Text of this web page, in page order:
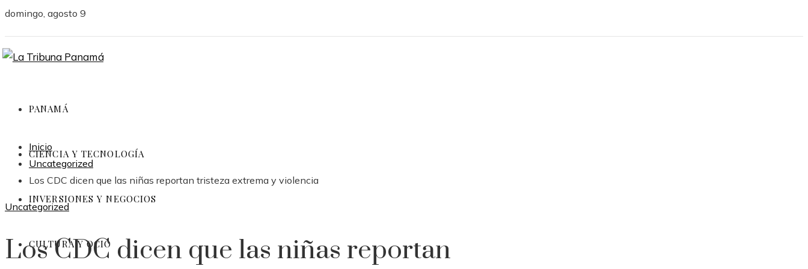
domingo, agosto 9
PANAMÁ
CIENCIA Y TECNOLOGÍA
INVERSIONES Y NEGOCIOS
CULTURA Y OCIO
Inicio
Uncategorized
Los CDC dicen que las niñas reportan tristeza extrema y violencia
Uncategorized
Los CDC dicen que las niñas reportan